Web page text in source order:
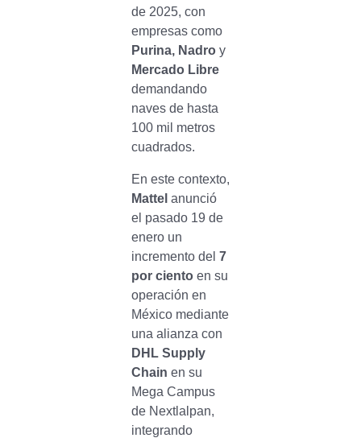
de 2025, con
empresas como
Purina, Nadroy
Mercado Libre
demandando
naves de hasta
100 mil metros
cuadrados.
En este contexto,
Mattel anunció
el pasado 19 de
enero un
incremento del 7
por cientoen su
operación en
México mediante
una alianza con
DHL Supply
Chain en su
Mega Campus
de Nextlalpan,
integrando